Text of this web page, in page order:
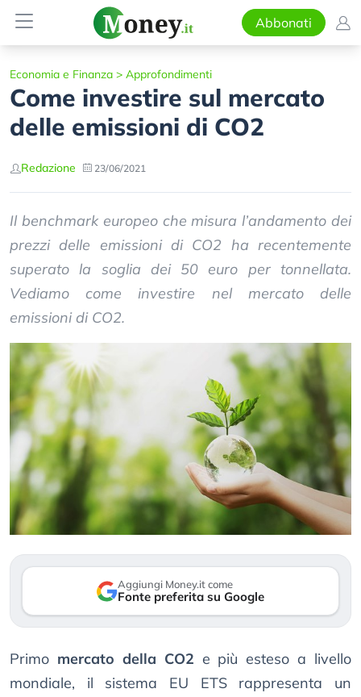
Abbonati
Economia e Finanza > Approfondimenti
Come investire sul mercato
delle emissioni di CO2
Redazione 23/06/2021
Il benchmark europeo che misura l’andamento dei
prezzi delle emissioni di CO2 ha recentemente
superato la soglia dei 50 euro per tonnellata.
Vediamo come investire nel mercato delle
emissioni di CO2.
Aggiungi Money.it come
Fonte preferita su Google
Primo mercato della CO2 e più esteso a livello
mondiale, il sistema EU ETS rappresenta un